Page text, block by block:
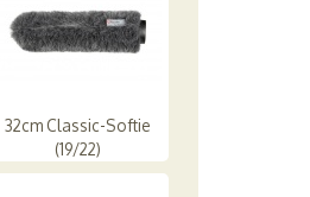
32cm Classic-Softie
(19/22)